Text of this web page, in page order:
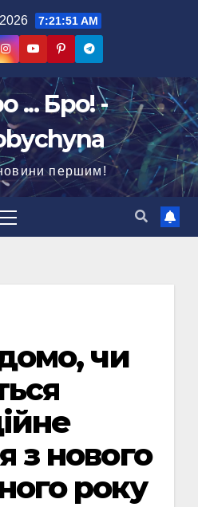
7:21:51 AM
... Бро! -
першим!
чи
з нового
року